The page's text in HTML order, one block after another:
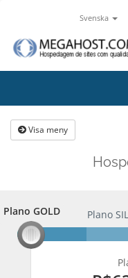
Svenska
Visa meny
Plano GOLD
Plano GOLD Plano